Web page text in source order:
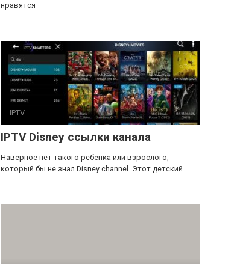
нравятся
IPTV
IPTV Disney ссылки канала
Наверное нет такого ребенка или взрослого,
который бы не знал Disney channel. Этот детский